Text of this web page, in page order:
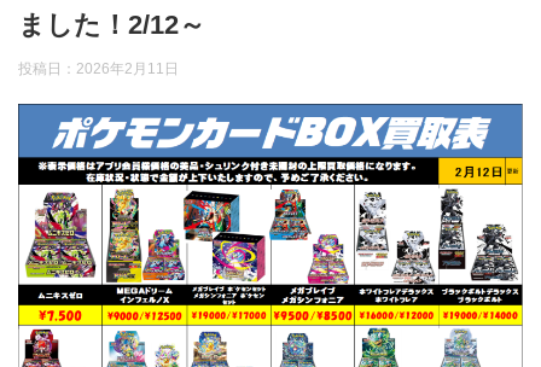
ました！2/12～
投稿日： 2026年2月11日